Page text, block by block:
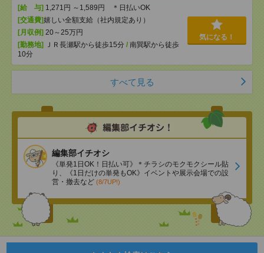
[給 与] 1,271円 ～1,589円 ＊日払いOK
[交通費]嬉しい全額支給（社内規定あり）
[月収例] 20～25万円
[勤務地]
ＪＲ長瀬駅から徒歩15分 / 南巽駅から徒歩
10分
気になる！
すべて見る
編集部イチオシ
《単発1日OK！日払い可》＊チラシのモクモクシール貼
り、《1日だけの単発もOK》イベントや展示会場での設
営・撤去など (8/7UP!)